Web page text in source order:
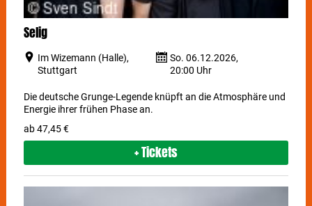
Selig
Im Wizemann (Halle),
Stuttgart
So. 06.12.2026,
20:00 Uhr
Die deutsche Grunge-Legende knüpft an die Atmosphäre und
Energie ihrer frühen Phase an.
ab 47,45 €
+ Tickets